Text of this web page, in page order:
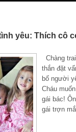
yêu: Thích cô
Chàng
thắn đặt
bố người
Cháu
gái bác!
gái trợn